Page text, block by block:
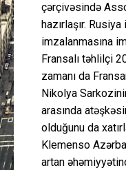
çərçivəsində
hazırlaşır.
imzalanmasına
Fransalı təhlilçi
zamanı da
Nikolya
arasında
olduğunu da
Klemenso
artan